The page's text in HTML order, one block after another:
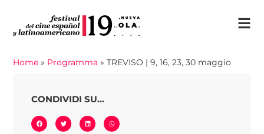
Home » Programma »TREVISO | 9, 16, 23, 30 maggio
CONDIVIDI SU...